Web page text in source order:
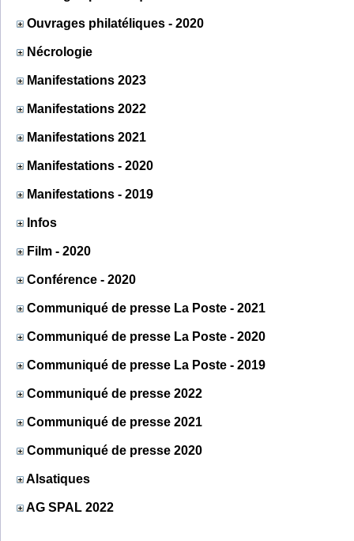
Ouvrages philatéliques - 2020
Nécrologie
Manifestations 2023
Manifestations 2022
Manifestations 2021
Manifestations - 2020
Manifestations - 2019
Infos
Film - 2020
Conférence - 2020
Communiqué de presse La Poste - 2021
Communiqué de presse La Poste - 2020
Communiqué de presse La Poste - 2019
Communiqué de presse 2022
Communiqué de presse 2021
Communiqué de presse 2020
Alsatiques
AG SPAL 2022